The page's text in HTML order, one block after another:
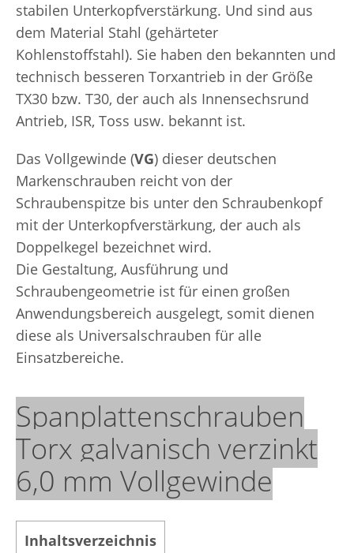
stabilen Unterkopfverstärkung. Und sind aus
dem Material Stahl (gehärteter
Kohlenstoffstahl). Sie haben den bekannten und
technisch besseren Torxantrieb in der Größe
TX30 bzw. T30, der auch als Innensechsrund
Antrieb, ISR, Toss usw. bekannt ist.
Das Vollgewinde (VG) dieser deutschen
Markenschrauben reicht von der
Schraubenspitze bis unter den Schraubenkopf
mit der Unterkopfverstärkung, der auch als
Doppelkegel bezeichnet wird.
Die Gestaltung, Ausführung und
Schraubengeometrie ist für einen großen
Anwendungsbereich ausgelegt, somit dienen
diese als Universalschrauben für alle
Einsatzbereiche.
Spanplattenschrauben
Torx galvanisch verzinkt
6,0 mm Vollgewinde
Inhaltsverzeichnis